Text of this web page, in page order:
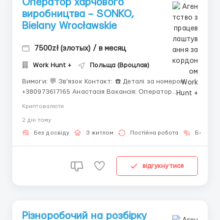
Оператор харчового
виробництва – SONKO,
Bielany Wrocławskie
7500zł (злотых) / в месяц
Work Hunt + Польща (Вроцлав)
Вимоги: 💬 Зв’язок Контакт: ☎️ Деталі за номером
+380973617165 Анастасія Вакансія: Оператор
— umowa zlecenie (тільки медична страховка) 👫 Для
кандидатів з технічними нави...
Криптовалюти
2 днi тому
Без досвіду З житлом Постійна робота Без
відгукнутися
Різноробочий на розбірку